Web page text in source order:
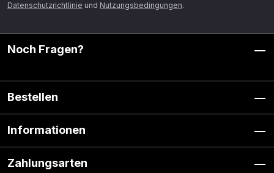
Datenschutzrichtlinie und Nutzungsbedingungen.
Noch Fragen?
Bestellen
Informationen
Zahlungsarten